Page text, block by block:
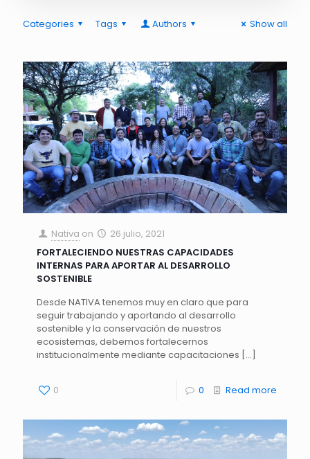
Categories Tags Authors Show all
Nativa on
26 julio, 2021
FORTALECIENDO NUESTRAS CAPACIDADES
INTERNAS PARA APORTAR AL DESARROLLO
SOSTENIBLE
Desde NATIVA tenemos muy en claro que para
seguir trabajando y aportando al desarrollo
sostenible y la conservación de nuestros
ecosistemas, debemos fortalecernos
institucionalmente mediante capacitaciones […]
0 0 Read more